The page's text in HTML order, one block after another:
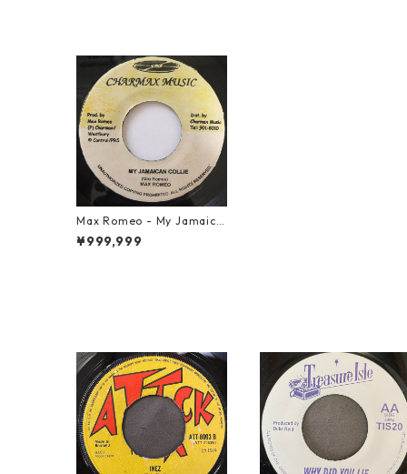
Max Romeo - My Jamaica
n Collie【7-20662】
¥999,999